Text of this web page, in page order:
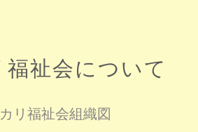
祉会について
リ福祉会組織図